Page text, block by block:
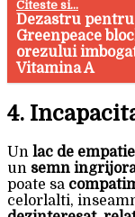
Citeste si...
Dezastru
Greenpeace
orezului
Vitamina A
4.
Un lac de empatie
un semn
poate sa
celorlalti,